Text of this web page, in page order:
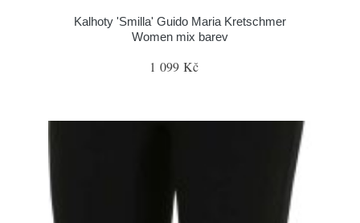
Kalhoty 'Smilla' Guido Maria Kretschmer
Women mix barev
1 099 Kč